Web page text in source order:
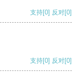
支持[0] 反对[0]
支持[0] 反对[0]